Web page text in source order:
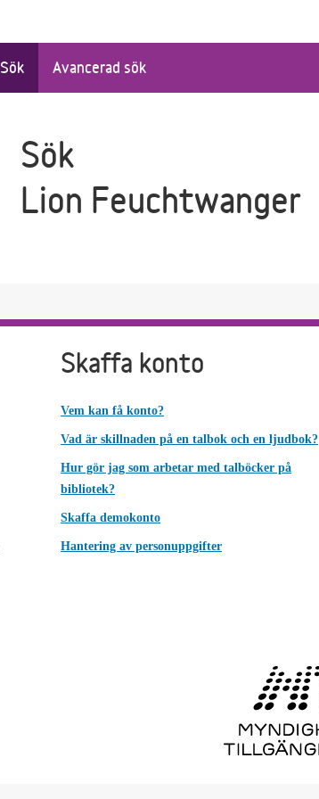
Sök Avancerad sök
Sök
Lion Feuchtwanger
Skaffa konto
Vem kan få konto?
Vad är skillnaden på en talbok och en ljudbok?
Hur gör jag som arbetar med talböcker på
bibliotek?
Skaffa demokonto
Hantering av personuppgifter